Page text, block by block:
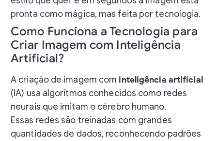
pronta como mágica, mas feita por tecnologia.
Como Funciona a Tecnologia para
Criar Imagem com Inteligência
Artificial?
A criação de imagem cominteligência artificial
(IA) usa algoritmos conhecidos como redes
neurais que imitam o cérebro humano.
Essas redes são treinadas com grandes
quantidades de dados, reconhecendo padrões